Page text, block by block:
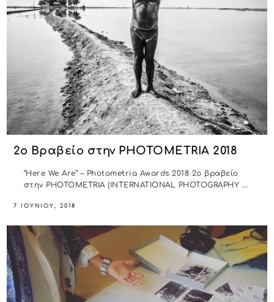
2o Βραβείο στην PHOTOMETRIA 2018
“Here We Are” – Photometria Awards 2018 2ο βραβείο
στην PHOTOMETRIA (INTERNATIONAL PHOTOGRAPHY ...
7 ΙΟΥΝΊΟΥ, 2018